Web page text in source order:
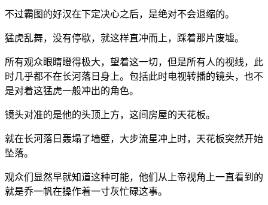
不过霸图的好汉在下定决心之后，是绝对不会退缩的。
猛虎乱舞，没有停歇，就这样直冲而上，踩着那片废墟。
所有观众眼睛瞪得极大，望着这一切，但是所有人的视线，此
时几乎都不在长河落日身上。包括此时电视转播的镜头，也不
是对着这猛虎一般冲出的角色。
镜头对准的是他的头顶上方，这间房屋的天花板。
就在长河落日轰塌了墙壁，大步流星冲上时，天花板突然开始
坠落。
观众们显然早就知道这种可能，他们从上帝视角上一直看到的
就是乔一帆在操作着一寸灰忙碌这事。